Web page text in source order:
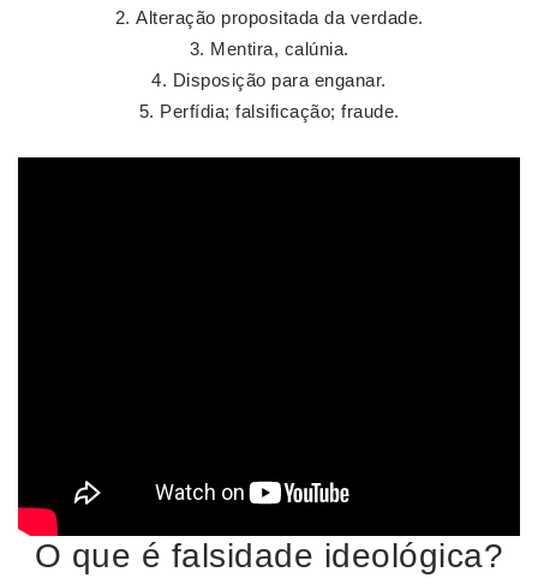
Alteração propositada da verdade.
Mentira, calúnia.
Disposição para enganar.
Perfídia; falsificação; fraude.
O que é falsidade ideológica?